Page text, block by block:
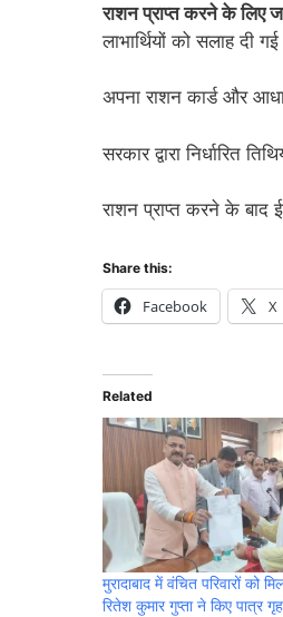
राशन प्राप्त करने के लिए
लाभार्थियों को सलाह दी
अपना राशन कार्ड और
सरकार द्वारा निर्धारित
राशन प्राप्त करने के बाद
Share this:
Facebook X
Related
मुरादाबाद में वंचित परिवारों को
रितेश कुमार गुप्ता ने किए पात्र